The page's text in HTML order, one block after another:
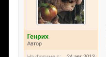
Генрих
Автор